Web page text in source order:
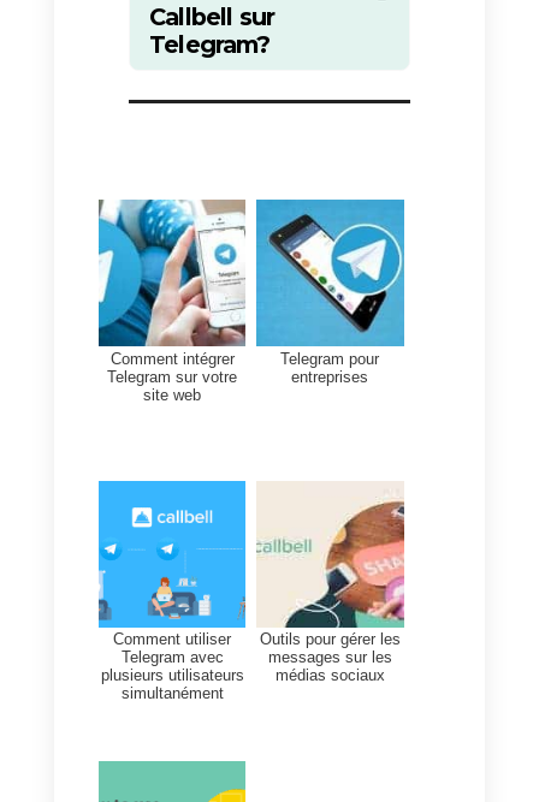
funnel (par exemple « premier
contact »), un emoji, un numéro
Répétez les étapes antérieures
pour ajouter les autres étapes à
ton funnel de vente (par
2. Démonstration 3. Suivi 4.
Fermeture, etc.
).
Conclusion
A travers l’intégration de
Telegram, vous pouvez créer un
système automatisé qui vous